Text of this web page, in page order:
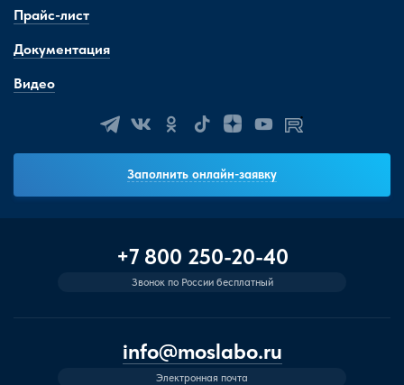
Прайс-лист
Документация
Видео
Заполнить онлайн-заявку
+7 800 250-20-40
Звонок по России бесплатный
info@moslabo.ru
Электронная почта